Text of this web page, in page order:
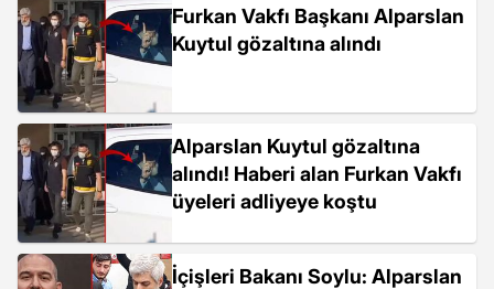
Furkan Vakfı Başkanı Alparslan
Kuytul gözaltına alındı
Alparslan Kuytul gözaltına
alındı! Haberi alan Furkan Vakfı
üyeleri adliyeye koştu
İçişleri Bakanı Soylu: Alparslan